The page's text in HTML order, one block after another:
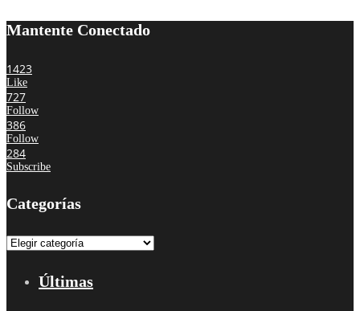
Mantente Conectado
1423
Like
727
Follow
386
Follow
284
Subscribe
Categorías
Categorías
Últimas